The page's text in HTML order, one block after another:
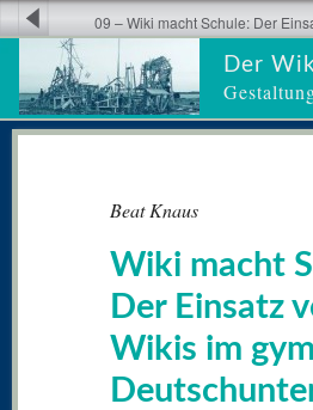
Der
09 – Wiki macht Schule: Der
Beat Knaus
Wiki macht
Der Einsatz
Wikis im